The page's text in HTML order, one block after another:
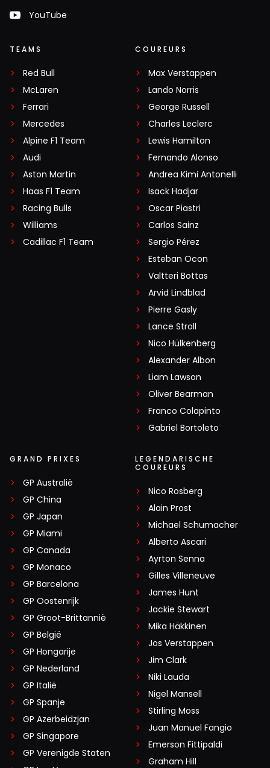
YouTube
TEAMS
Red Bull
McLaren
Ferrari
Mercedes
Alpine F1 Team
Audi
Aston Martin
Haas F1 Team
Racing Bulls
Williams
Cadillac F1 Team
COUREURS
Max Verstappen
Lando Norris
George Russell
Charles Leclerc
Lewis Hamilton
Fernando Alonso
Andrea Kimi Antonelli
Isack Hadjar
Oscar Piastri
Carlos Sainz
Sergio Pérez
Esteban Ocon
Valtteri Bottas
Arvid Lindblad
Pierre Gasly
Lance Stroll
Nico Hülkenberg
Alexander Albon
Liam Lawson
Oliver Bearman
Franco Colapinto
Gabriel Bortoleto
GRAND PRIXES
GP Australië
GP China
GP Japan
GP Miami
GP Canada
GP Monaco
GP Barcelona
GP Oostenrijk
GP Groot-Brittannië
GP België
GP Hongarije
GP Nederland
GP Italië
GP Spanje
GP Azerbeidzjan
GP Singapore
GP Verenigde Staten
LEGENDARISCHE
COUREURS
Nico Rosberg
Alain Prost
Michael Schumacher
Alberto Ascari
Ayrton Senna
Gilles Villeneuve
James Hunt
Jackie Stewart
Mika Häkkinen
Jos Verstappen
Jim Clark
Niki Lauda
Nigel Mansell
Stirling Moss
Juan Manuel Fangio
Emerson Fittipaldi
Graham Hill